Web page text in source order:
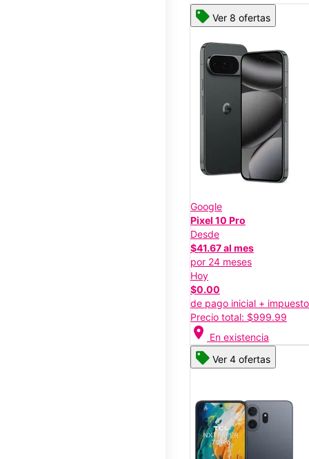
Ver 8 ofertas
Google
Pixel 10 Pro
Desde
$41.67 al mes
por 24 meses
Hoy
$0.00
de pago inicial +
Precio total: $999.99
location_on En existencia
Ver 4 ofertas